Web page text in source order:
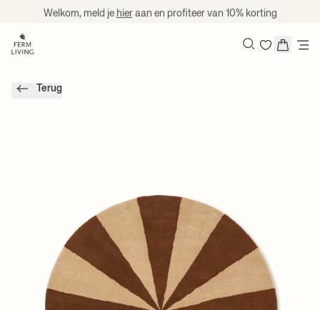
Naar inhoud gaan
Welkom, meld je hieraan en profiteer van 10% korting
Terug